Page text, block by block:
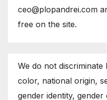
ceo@plopandrei.com
free on the site.
We do not
color, national origin,
gender identity,